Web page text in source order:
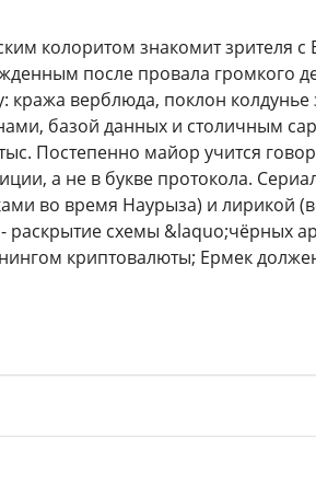
колоритом знакомит зрителя
после провала громкого
кража верблюда, поклон колдунье
базой данных и столичным
Постепенно майор учится
а не в букве протокола.
во время Наурыза) и лирикой
раскрытие схемы &laquo;чёрных
криптовалюты; Ермек